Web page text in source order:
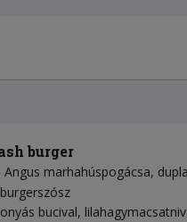
burger
Angus marhahúspogácsa
bucival,